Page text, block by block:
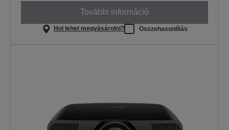
További információ
Hol lehet megvásárolni? Összehasonlítás